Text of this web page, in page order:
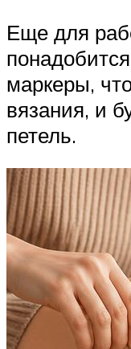
Еще для
маркеры,
вязания, и
петель.